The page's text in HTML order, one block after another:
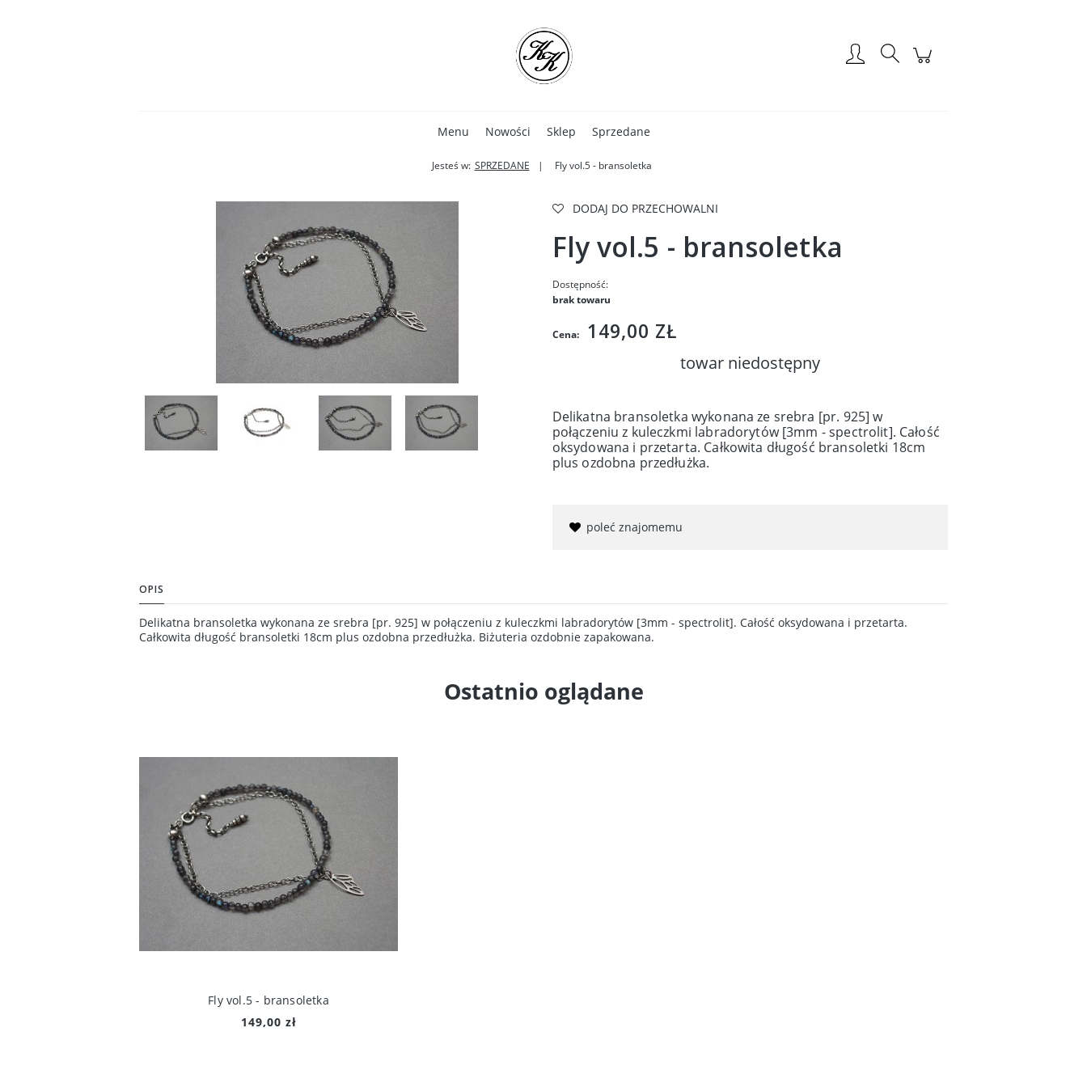
Menu Nowości Sklep Sprzedane
Jesteś w: SPRZEDANE Fly vol.5 - bransoletka
DODAJ DO PRZECHOWALNI
Fly vol.5 - bransoletka
Dostępność:
brak towaru
Cena: 149,00 ZŁ
towar niedostępny
Delikatna bransoletka wykonana ze srebra [pr. 925] w
połączeniu z kuleczkmi labradorytów [3mm - spectrolit]. Całość
oksydowana i przetarta. Całkowita długość bransoletki 18cm
plus ozdobna przedłużka.
poleć znajomemu
OPIS
Delikatna bransoletka wykonana ze srebra [pr. 925] w połączeniu z kuleczkmi labradorytów [3mm - spectrolit]. Całość oksydowana i przetarta.
Całkowita długość bransoletki 18cm plus ozdobna przedłużka. Biżuteria ozdobnie zapakowana.
Ostatnio oglądane
Fly vol.5 - bransoletka
149,00 zł